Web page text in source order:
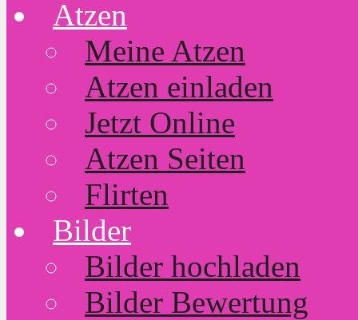
Atzen
Meine Atzen
Atzen einladen
Jetzt Online
Atzen Seiten
Flirten
Bilder
Bilder hochladen
Bilder Bewertung